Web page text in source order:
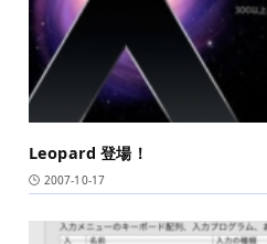
Leopard 登場！
2007-10-17